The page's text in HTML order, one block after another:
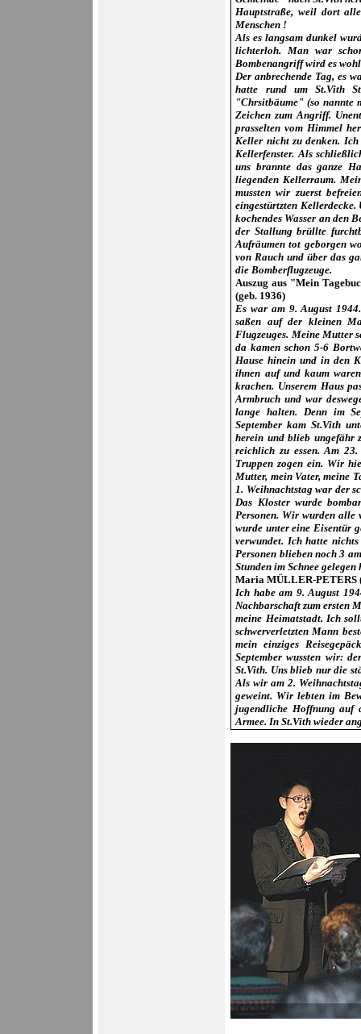
Hauptstraße, weil dort
Menschen !
Als es langsam dunkel
lichterloh. Man war
Bombenangriff wird es
Der anbrechende Tag, es
hatte rund um St.Vith
"Chrsitbäume" (so nannte
Zeichen zum Angriff.
prasselten vom Himmel
Keller nicht zu denken.
Kellerfenster. Als
uns brannte das ganze
liegenden Kellerraum.
mussten wir zuerst
eingestürtzten Kellerdecke.
kochendes Wasser an den
der Stallung brüllte
Aufräumen tot geborgen
von Rauch und über das
die Bomberflugzeuge.
Auszug aus "Mein
(geb. 1936)
Es war am 9. August
saßen auf der kleinen
Flugzeuges. Meine Mutter
da kamen schon 5-6
Hause hinein und in den
ihnen auf und kaum
krachen. Unserem Haus
Armbruch und war
lange halten. Denn im
September kam St.Vith
herein und blieb ungefähr
reichlich zu essen. Am
Truppen zogen ein. Wir
Mutter, mein Vater, meine
1. Weihnachtstag war der
Das Kloster wurde
Personen. Wir wurden alle
wurde unter eine Eisentür
verwundet. Ich hatte
Personen blieben noch 3
Stunden im Schnee
Maria MÜLLER-PETERS
Ich habe am 9. August
Nachbarschaft zum ersten
meine Heimatstadt. Ich
schwerverletzten Mann
mein einziges
September wussten wir:
St.Vith. Uns blieb nur die
Als wir am 2.
geweint. Wir lebten im
jugendliche Hoffnung
Armee. In St.Vith wieder